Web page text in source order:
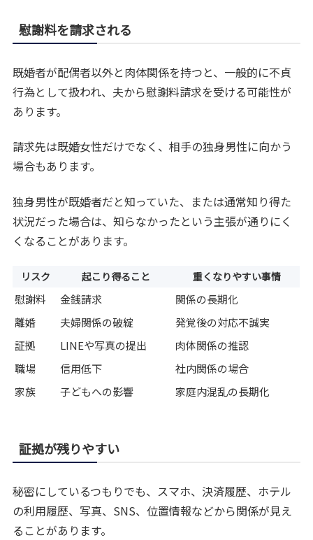
慰謝料を請求される
既婚者が配偶者以外と肉体関係を持つと、一般的に不貞
行為として扱われ、夫から慰謝料請求を受ける可能性が
あります。
請求先は既婚女性だけでなく、相手の独身男性に向かう
場合もあります。
独身男性が既婚者だと知っていた、または通常知り得た
状況だった場合は、知らなかったという主張が通りにく
くなることがあります。
リスク 起こり得ること 重くなりやすい事情
慰謝料 金銭請求
関係の長期化
離婚
夫婦関係の破綻
発覚後の対応不誠実
証拠
LINEや写真の提出
肉体関係の推認
職場
信用低下
社内関係の場合
家族
子どもへの影響 家庭内混乱の長期化
証拠が残りやすい
秘密にしているつもりでも、スマホ、決済履歴、ホテル
の利用履歴、写真、SNS、位置情報などから関係が見え
ることがあります。